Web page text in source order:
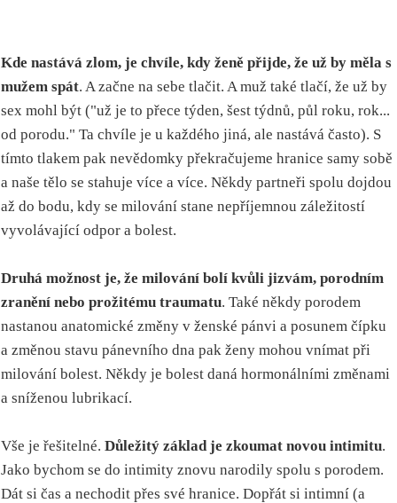
Kde nastává zlom, je chvíle, kdy ženě přijde, že už by měla s
mužem spát. A začne na sebe tlačit. A muž také tlačí, že už by
sex mohl být ("už je to přece týden, šest týdnů, půl roku, rok...
od porodu." Ta chvíle je u každého jiná, ale nastává často). S
tímto tlakem pak nevědomky překračujeme hranice samy sobě
a naše tělo se stahuje více a více. Někdy partneři spolu dojdou
až do bodu, kdy se milování stane nepříjemnou záležitostí
vyvolávající odpor a bolest.
Druhá možnost je, že milování bolí kvůli jizvám, porodním
zranění nebo prožitému traumatu. Také někdy porodem
nastanou anatomické změny v ženské pánvi a posunem čípku
a změnou stavu pánevního dna pak ženy mohou vnímat při
milování bolest. Někdy je bolest daná hormonálními změnami
a sníženou lubrikací.
Vše je řešitelné. Důležitý základ je zkoumat novou intimitu.
Jako bychom se do intimity znovu narodily spolu s porodem.
Dát si čas a nechodit přes své hranice. Dopřát si intimní (a